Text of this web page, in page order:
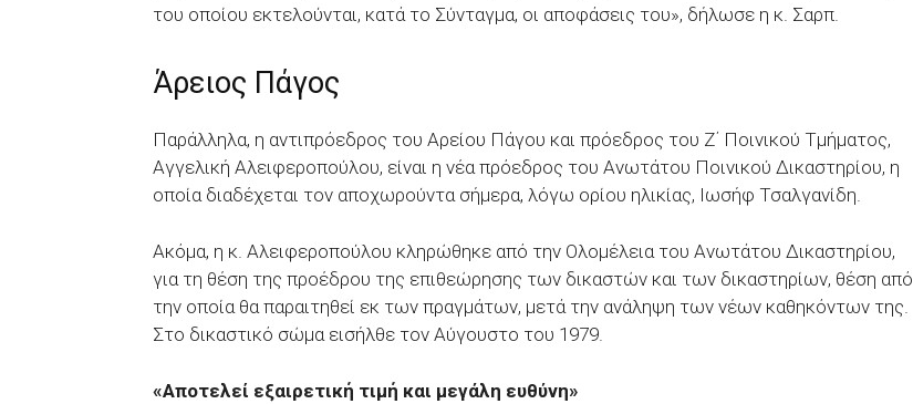
του οποίου εκτελούνται, κατά το Σύνταγμα, οι αποφάσεις του», δήλωσε η κ. Σαρπ.
Άρειος Πάγος
Παράλληλα, η αντιπρόεδρος του Αρείου Πάγου και πρόεδρος του Ζ΄ Ποινικού Τμήματος,
Αγγελική Αλειφεροπούλου, είναι η νέα πρόεδρος του Ανωτάτου Ποινικού Δικαστηρίου, η
οποία διαδέχεται τον αποχωρούντα σήμερα, λόγω ορίου ηλικίας, Ιωσήφ Τσαλγανίδη.
Ακόμα, η κ. Αλειφεροπούλου κληρώθηκε από την Ολομέλεια του Ανωτάτου Δικαστηρίου,
για τη θέση της προέδρου της επιθεώρησης των δικαστών και των δικαστηρίων, θέση από
την οποία θα παραιτηθεί εκ των πραγμάτων, μετά την ανάληψη των νέων καθηκόντων της.
Στο δικαστικό σώμα εισήλθε τον Αύγουστο του 1979.
«Αποτελεί εξαιρετική τιμή και μεγάλη ευθύνη»